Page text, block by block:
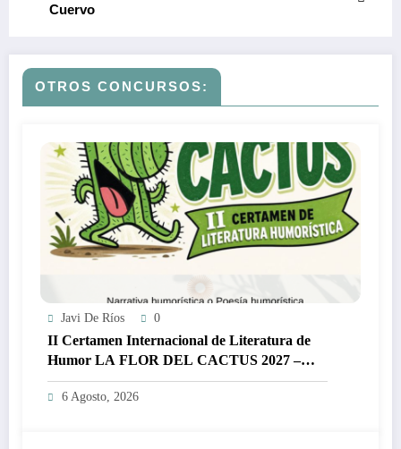
Cuervo
OTROS CONCURSOS:
Javi De Ríos 0
II Certamen Internacional de Literatura de
Humor LA FLOR DEL CACTUS 2027 –
3.000€
6 Agosto, 2026